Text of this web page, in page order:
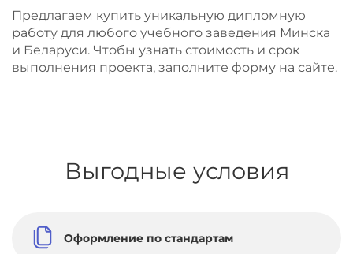
Предлагаем купить уникальную дипломную
работу для любого учебного заведения Минска
и Беларуси. Чтобы узнать стоимость и срок
выполнения проекта, заполните форму на сайте.
Выгодные условия
Оформление по стандартам